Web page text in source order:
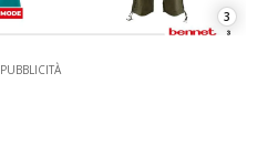
3
PUBBLICITÀ